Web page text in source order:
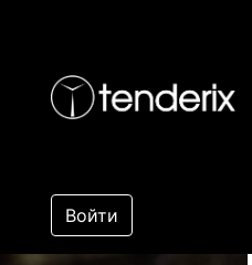
Войти